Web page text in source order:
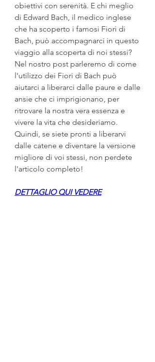
obiettivi con serenità. E chi meglio
di Edward Bach, il medico inglese
che ha scoperto i famosi Fiori di
Bach, può accompagnarci in questo
viaggio alla scoperta di noi stessi?
Nel nostro post parleremo di come
l'utilizzo dei Fiori di Bach può
aiutarci a liberarci dalle paure e dalle
ansie che ci imprigionano, per
ritrovare la nostra vera essenza e
vivere la vita che desideriamo.
Quindi, se siete pronti a liberarvi
dalle catene e diventare la versione
migliore di voi stessi, non perdete
l'articolo completo!
DETTAGLIO QUI VEDERE